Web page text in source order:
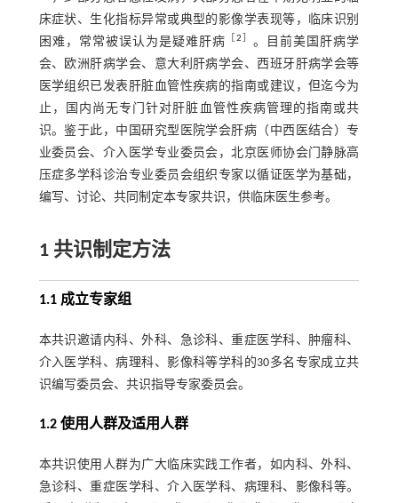
床症状、生化指标异常或典型的影像学表现等，临床识别
困难，常常被误认为是疑难肝病 ［2
。目前美国肝病学
会、欧洲肝病学会、意大利肝病学会、西班牙肝病学会等
医学组织已发表肝脏血管性疾病的指南或建议，但迄今为
止，国内尚无专门针对肝脏血管性疾病管理的指南或共
识。鉴于此，中国研究型医院学会肝病（中西医结合）专
业委员会、介入医学专业委员会，北京医师协会门静脉高
压症多学科诊治专业委员会组织专家以循证医学为基础，
编写、讨论、共同制定本专家共识，供临床医生参考。
1 共识制定方法
1.1 成立专家组
本共识邀请内科、外科、急诊科、重症医学科、肿瘤科、
介入医学科、病理科、影像科等学科的30多名专家成立共
识编写委员会、共识指导专家委员会。
1.2 使用人群及适用人群
本共识使用人群为广大临床实践工作者，如内科、外科、
急诊科、重症医学科、介入医学科、病理科、影像科等。